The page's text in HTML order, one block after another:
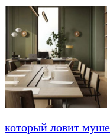
который ловит